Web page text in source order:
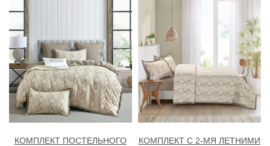
КОМПЛЕКТ ПОСТЕЛЬНОГО
КОМПЛЕКТ С 2-МЯ ЛЕТНИМИ